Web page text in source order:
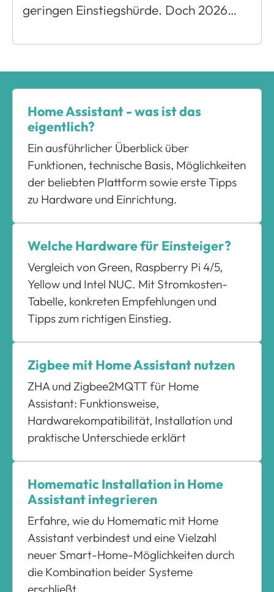
geringen Einstiegshürde. Doch 2026…
Home Assistant - was ist das
eigentlich?
Ein ausführlicher Überblick über
Funktionen, technische Basis, Möglichkeiten
der beliebten Plattform sowie erste Tipps
zu Hardware und Einrichtung.
Welche Hardware für Einsteiger?
Vergleich von Green, Raspberry Pi 4/5,
Yellow und Intel NUC. Mit Stromkosten-
Tabelle, konkreten Empfehlungen und
Tipps zum richtigen Einstieg.
Zigbee mit Home Assistant nutzen
ZHA und Zigbee2MQTT für Home
Assistant: Funktionsweise,
Hardwarekompatibilität, Installation und
praktische Unterschiede erklärt
Homematic Installation in Home
Assistant integrieren
Erfahre, wie du Homematic mit Home
Assistant verbindest und eine Vielzahl
neuer Smart-Home-Möglichkeiten durch
die Kombination beider Systeme